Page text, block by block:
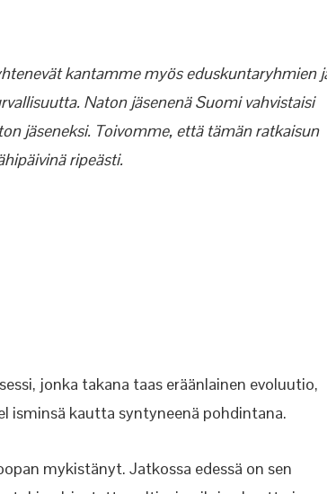
kantamme myös eduskuntaryhmien
Naton jäsenenä Suomi vahvistaisi
jäseneksi. Toivomme, että tämän ratkaisun
ripeästi.
jonka takana taas eräänlainen evoluutio,
isminsä kautta syntyneenä pohdintana.
mykistänyt. Jatkossa edessä on sen